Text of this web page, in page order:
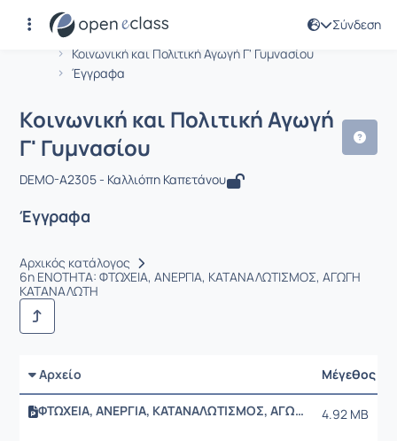
Σύνδεση
Αρχική Σελίδα
Κοινωνική και Πολιτική Αγωγή Γ' Γυμνασίου
Έγγραφα
Μάθημα : Κοινωνική και Πολιτική
Κοινωνική και Πολιτική Αγωγή
Γ' Γυμνασίου
DEMO-A2305 - Καλλιόπη Καπετάνου
Έγγραφα
Αρχικός κατάλογος
6η ΕΝΟΤΗΤΑ: ΦΤΩΧΕΙΑ, ΑΝΕΡΓΙΑ, ΚΑΤΑΝΑΛΩΤΙΣΜΟΣ, ΑΓΩΓΗ
ΚΑΤΑΝΑΛΩΤΗ
Αρχείο Μέγεθος
ΦΤΩΧΕΙΑ, ΑΝΕΡΓΙΑ, ΚΑΤΑΝΑΛΩΤΙΣΜΟΣ, ΑΓΩΓΗ ΚΑΤΑΝΑΛΩΤΗ 4.92 MB